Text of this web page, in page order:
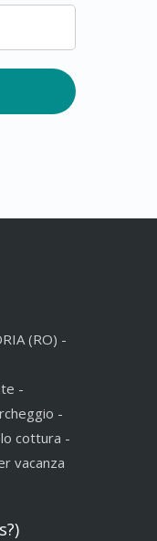
(RO) -
-
-
cottura -
vacanza